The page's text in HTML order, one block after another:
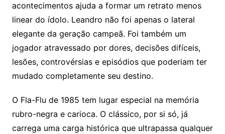
acontecimentos ajuda a formar um retrato menos
linear do ídolo. Leandro não foi apenas o lateral
elegante da geração campeã. Foi também um
jogador atravessado por dores, decisões difíceis,
lesões, controvérsias e episódios que poderiam ter
mudado completamente seu destino.
O Fla-Flu de 1985 tem lugar especial na memória
rubro-negra e carioca. O clássico, por si só, já
carrega uma carga histórica que ultrapassa qualquer